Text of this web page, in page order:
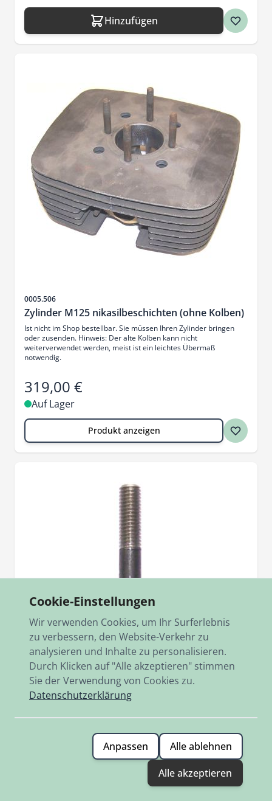
Hinzufügen
Artikelnr.
0005.506
Zylinder M125 nikasilbeschichten (ohne Kolben)
Ist nicht im Shop bestellbar. Sie müssen Ihren Zylinder bringen
oder zusenden. Hinweis: Der alte Kolben kann nicht
weiterverwendet werden, meist ist ein leichtes Übermaß
notwendig.
319,00 €
Auf Lager
Produkt anzeigen
Stehbolzen 1. Ausführung Zyl. Kopf M125
Kurze Ausführung M8x45
Cookie-Einstellungen
Wir verwenden Cookies, um Ihr Surferlebnis
zu verbessern, den Website-Verkehr zu
analysieren und Inhalte zu personalisieren.
Durch Klicken auf "Alle akzeptieren" stimmen
Sie der Verwendung von Cookies zu.
Datenschutzerklärung
Anpassen
Alle ablehnen
Alle akzeptieren